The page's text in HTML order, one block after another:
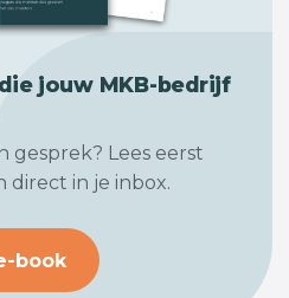
jouw MKB-bedrijf
gesprek? Lees eerst
direct in je inbox.
book